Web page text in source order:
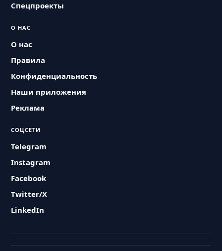
Спецпроекты
О НАС
О нас
Правила
Конфиденциальность
Наши приложения
Реклама
СОЦСЕТИ
Telegram
Instagram
Facebook
Twitter/X
LinkedIn